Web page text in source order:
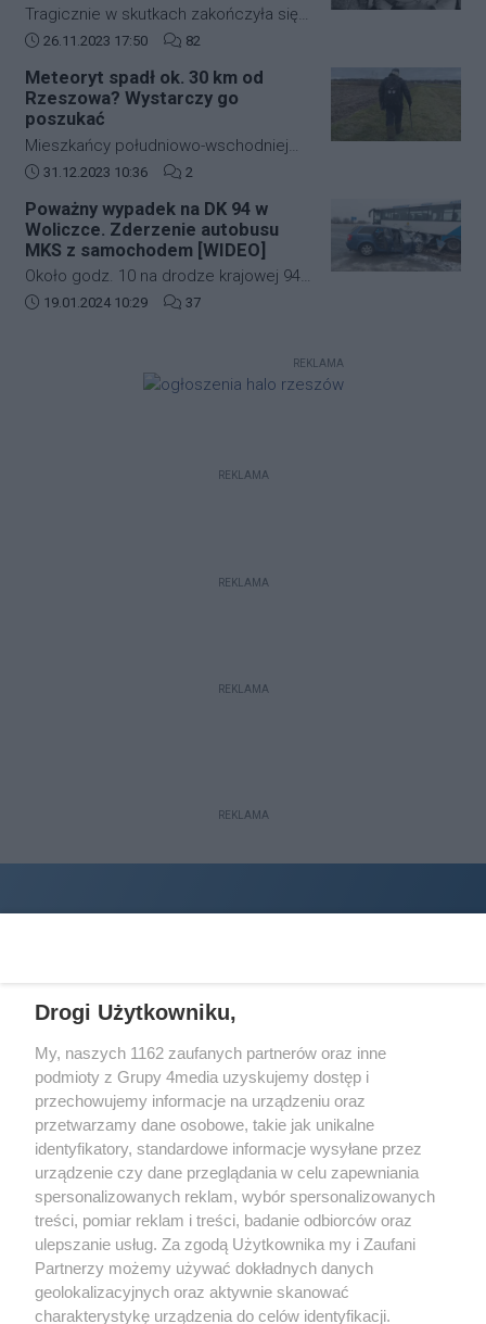
Tragicznie w skutkach zakończyła się
andrzejkowa noc w Sokołowie Młp. W
mężczyzna. Zmarł w drodze do
szpitala.
Data dodania artykułu:
26.11.2023 17:50 Liczba komentarzy artykułu:
82
Meteoryt spadł ok. 30 km od
Rzeszowa? Wystarczy go
poszukać
Mieszkańcy południowo-wschodniej
Polski kilkanaście dni temu mogli
Świadkowie zdarzenia twierdzą, że
najpierw usłyszeli głośny huk, a
następnie zobaczyli jasną kulę ognia,
która przeleciała przez niebo.
Data dodania artykułu:
31.12.2023 10:36 Liczba komentarzy artykułu:
2
Poważny wypadek na DK 94 w
Woliczce. Zderzenie autobusu
MKS z samochodem [WIDEO]
Około godz. 10 na drodze krajowej 94
w Woliczce w gminie Świlcza doszło
Data dodania artykułu:
19.01.2024 10:29 Liczba komentarzy artykułu:
37
REKLAMA
REKLAMA
REKLAMA
REKLAMA
REKLAMA
Wydawcąhalorzeszow.pljest:
STOWARZYSZENIE INICJATYW SPOŁECZNYCH PERSPEKTYWA
Adres do korespondencji:
ul. Piastów 3/20
35-077 Rzeszów
kontakt@halorzeszow.pl
Redakcja Reklama Kontakt
Patronat medialny
Drogi Użytkowniku,
My, naszych 1162 zaufanych partnerów oraz inne
podmioty z Grupy 4media uzyskujemy dostęp i
przechowujemy informacje na urządzeniu oraz
przetwarzamy dane osobowe, takie jak unikalne
identyfikatory, standardowe informacje wysyłane przez
urządzenie czy dane przeglądania w celu zapewniania
spersonalizowanych reklam, wybór spersonalizowanych
treści, pomiar reklam i treści, badanie odbiorców oraz
ulepszanie usług. Za zgodą Użytkownika my i Zaufani
Partnerzy możemy używać dokładnych danych
geolokalizacyjnych oraz aktywnie skanować
charakterystykę urządzenia do celów identyfikacji.